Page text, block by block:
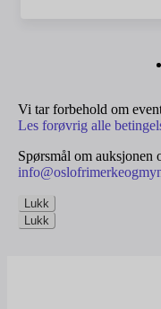
Vi tar forbehold om
Les forøvrig alle
Spørsmål om auksjonen
Lukk
Lukk